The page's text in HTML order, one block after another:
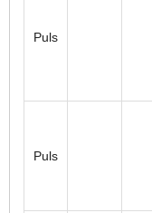
Puls
Puls